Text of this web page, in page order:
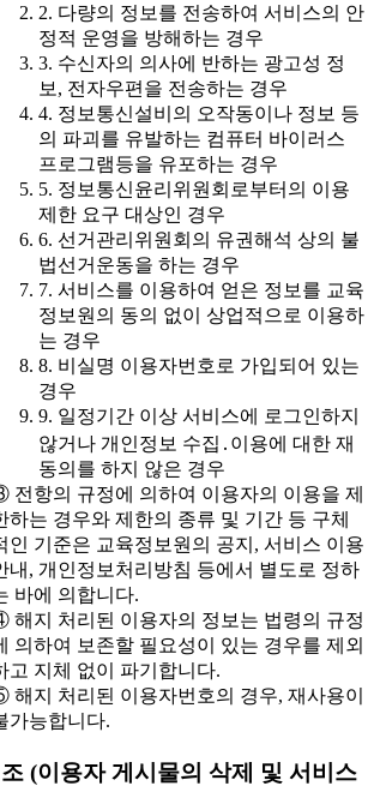
2. 다량의 정보를 전송하여 서비스의 안
정적 운영을 방해하는 경우
3. 수신자의 의사에 반하는 광고성 정
보, 전자우편을 전송하는 경우
4. 정보통신설비의 오작동이나 정보 등
의 파괴를 유발하는 컴퓨터 바이러스
프로그램등을 유포하는 경우
5. 정보통신윤리위원회로부터의 이용
제한 요구 대상인 경우
6. 선거관리위원회의 유권해석 상의 불
법선거운동을 하는 경우
7. 서비스를 이용하여 얻은 정보를 교육
정보원의 동의 없이 상업적으로 이용하
는 경우
8. 비실명 이용자번호로 가입되어 있는
경우
9. 일정기간 이상 서비스에 로그인하지
않거나 개인정보 수집․이용에 대한 재
동의를 하지 않은 경우
전항의 규정에 의하여 이용자의 이용을 제
하는 경우와 제한의 종류 및 기간 등 구체
인 기준은 교육정보원의 공지, 서비스 이용
내, 개인정보처리방침 등에서 별도로 정하
바에 의합니다.
해지 처리된 이용자의 정보는 법령의 규정
의하여 보존할 필요성이 있는 경우를 제외
고 지체 없이 파기합니다.
해지 처리된 이용자번호의 경우, 재사용이
가능합니다.
(이용자 게시물의 삭제 및 서비스